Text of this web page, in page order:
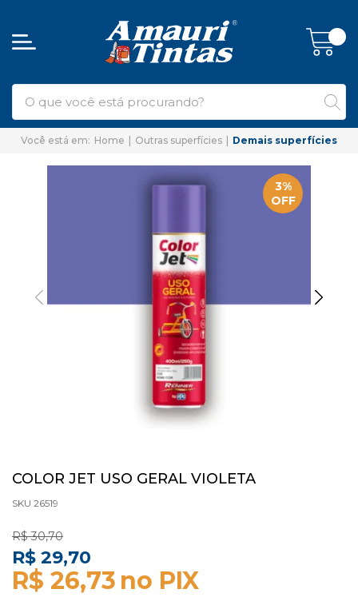
Home Outras superfícies Demais superfícies
3%
OFF
COLOR JET USO GERAL VIOLETA
SKU 26519
R$ 30,70
R$ 29,70
R$ 26,73